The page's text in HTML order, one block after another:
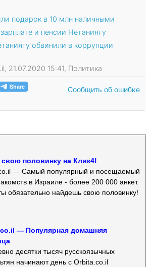
подарок в 10 млн наличными
и пенсии Нетаниягу
обвинили в коррупции
21.07.2020 15:41, Политика
Сообщить об ошибке
половинку на Клик4!
— Самый популярный и посещаемый
в Израиле - более 200 000 анкет.
обязательно найдешь свою половинку!
— Популярная домашняя
десятки тысяч русскоязычных
начинают день с Orbita.co.il